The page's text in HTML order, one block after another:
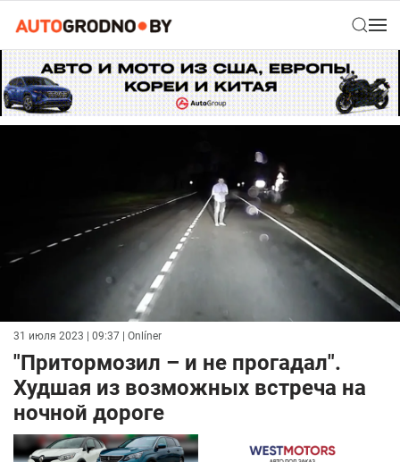
31 июля 2023 | 09:37 | Onlíner
"Притормозил – и не прогадал".
Худшая из возможных встреча на
ночной дороге